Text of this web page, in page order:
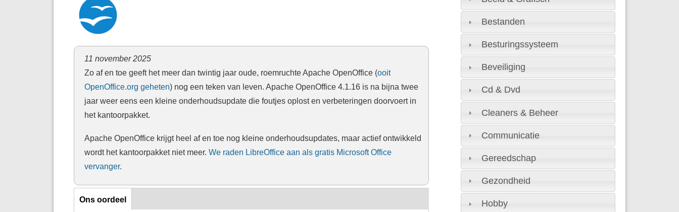
11 november 2025
Zo af en toe geeft het meer dan twintig jaar oude, roemruchte Apache OpenOffice (ooit
OpenOffice.org geheten) nog een teken van leven. Apache OpenOffice 4.1.16 is na bijna twee
jaar weer eens een kleine onderhoudsupdate die foutjes oplost en verbeteringen doorvoert in
het kantoorpakket.
Apache OpenOffice krijgt heel af en toe nog kleine onderhoudsupdates, maar actief ontwikkeld
wordt het kantoorpakket niet meer. We raden LibreOffice aan als gratis Microsoft Office
vervanger.
Ons oordeel
Ons oordeel
Bestanden
Besturingssysteem
Beveiliging
Cd & Dvd
Cleaners & Beheer
Communicatie
Gereedschap
Gezondheid
Hobby